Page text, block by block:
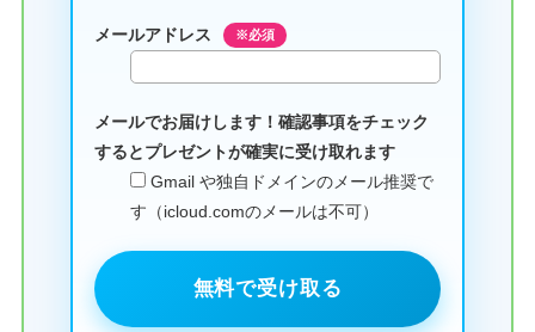
メールアドレス ※必須
メールでお届けします！確認事項をチェック
するとプレゼントが確実に受け取れます
Gmail や独自ドメインのメール推奨で
す（icloud.comのメールは不可）